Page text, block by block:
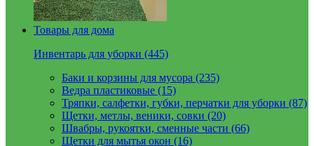
Товары для дома
Инвентарь для уборки (445)
Баки и корзины для мусора (235)
Ведра пластиковые (15)
Тряпки, салфетки, губки, перчатки для уборки (87)
Щетки, метлы, веники, совки (20)
Швабры, рукоятки, сменные части (66)
Щетки для мытья окон (16)